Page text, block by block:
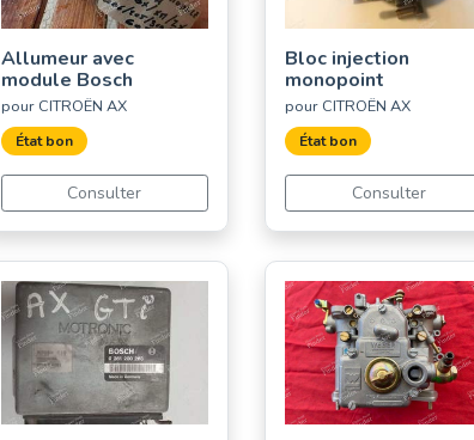
Allumeur avec
module Bosch
pour CITROËN AX
État bon
Consulter
Bloc injection
monopoint
pour CITROËN AX
État bon
Consulter